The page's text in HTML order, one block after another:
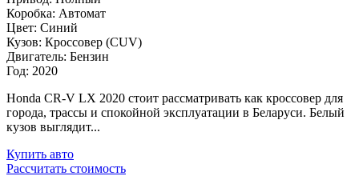
Коробка: Автомат
Цвет: Синий
Кузов: Кроссовер (CUV)
Двигатель: Бензин
Год: 2020
Honda CR-V LX 2020 стоит рассматривать как кроссовер для
города, трассы и спокойной эксплуатации в Беларуси. Белый
кузов выглядит...
Купить авто
Рассчитать стоимость